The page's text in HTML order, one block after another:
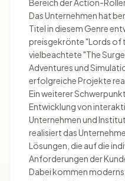
Bereich der Action-
Das Unternehmen hat
Titel in diesem Genre
preisgekrönte "Lords of
vielbeachtete "The
Adventures und
erfolgreiche Projekte
Ein weiterer
Entwicklung von
Unternehmen und
realisiert das
Lösungen, die auf die
Anforderungen der
Dabei kommen